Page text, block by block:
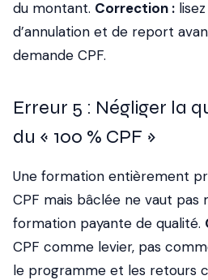
du montant. Correction :
d’annulation et de report
demande CPF.
Erreur 5 : Négliger la
du « 100 % CPF »
Une formation entièrement
CPF mais bâclée ne vaut pas
formation payante de qualité.
CPF comme levier, pas
le programme et les retours